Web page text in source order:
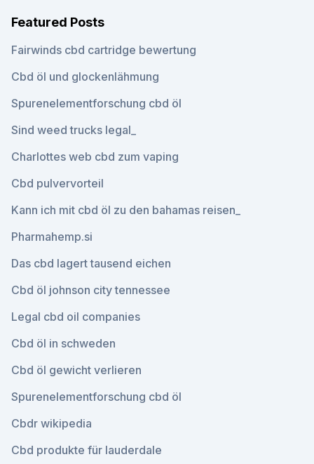
Featured Posts
Fairwinds cbd cartridge bewertung
Cbd öl und glockenlähmung
Spurenelementforschung cbd öl
Sind weed trucks legal_
Charlottes web cbd zum vaping
Cbd pulvervorteil
Kann ich mit cbd öl zu den bahamas reisen_
Pharmahemp.si
Das cbd lagert tausend eichen
Cbd öl johnson city tennessee
Legal cbd oil companies
Cbd öl in schweden
Cbd öl gewicht verlieren
Spurenelementforschung cbd öl
Cbdr wikipedia
Cbd produkte für lauderdale